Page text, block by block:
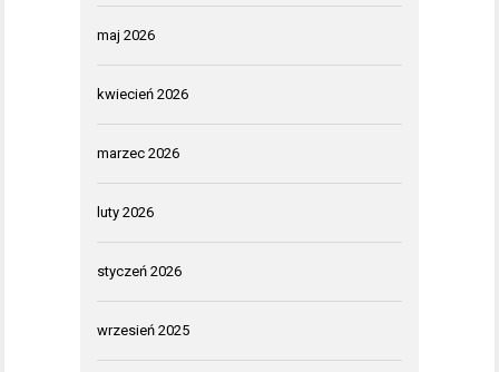
maj 2026
kwiecień 2026
marzec 2026
luty 2026
styczeń 2026
wrzesień 2025